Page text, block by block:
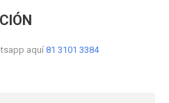
aquí 81 3101 3384